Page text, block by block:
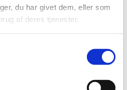
du har givet dem, eller som
af deres tjenester.
ud af, hvilken version
SharePoint din virksomhed
af det.